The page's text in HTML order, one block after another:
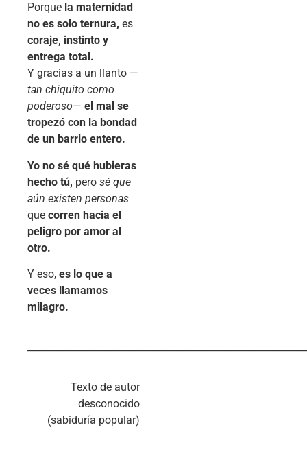
Porque la maternidad
no es solo ternura, es
coraje, instinto y
entrega total.
Y gracias a un llanto —
tan chiquito como
poderoso— el mal se
tropezó con la bondad
de un barrio entero.
Yo no sé qué hubieras
hecho tú, pero sé que
aún existen personas
que corren hacia el
peligro por amor al
otro.
Y eso, es lo que a
veces llamamos
milagro.
Texto de autor
desconocido
(sabiduría popular)